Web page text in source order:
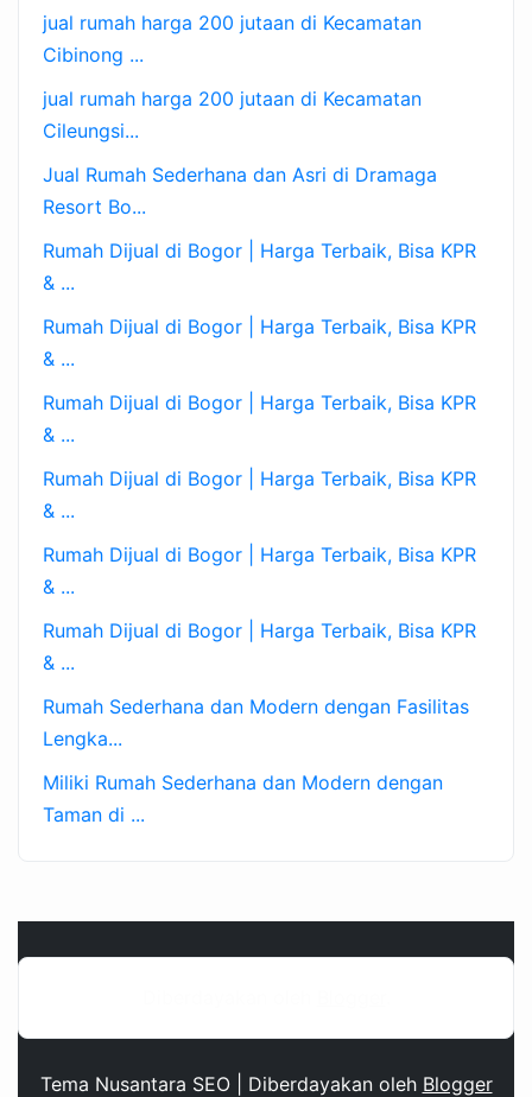
jual rumah harga 200 jutaan di Kecamatan
Cibinong ...
jual rumah harga 200 jutaan di Kecamatan
Cileungsi...
Jual Rumah Sederhana dan Asri di Dramaga
Resort Bo...
Rumah Dijual di Bogor | Harga Terbaik, Bisa KPR
& ...
Rumah Dijual di Bogor | Harga Terbaik, Bisa KPR
& ...
Rumah Dijual di Bogor | Harga Terbaik, Bisa KPR
& ...
Rumah Dijual di Bogor | Harga Terbaik, Bisa KPR
& ...
Rumah Dijual di Bogor | Harga Terbaik, Bisa KPR
& ...
Rumah Dijual di Bogor | Harga Terbaik, Bisa KPR
& ...
Rumah Sederhana dan Modern dengan Fasilitas
Lengka...
Miliki Rumah Sederhana dan Modern dengan
Taman di ...
Tema Nusantara SEO | Diberdayakan oleh Blogger